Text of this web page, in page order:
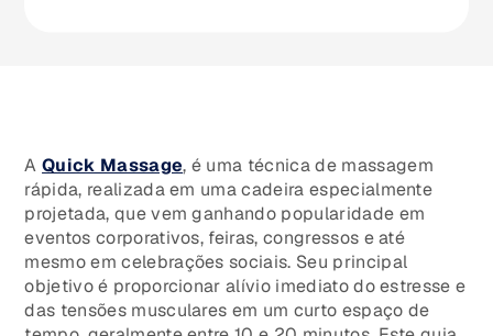
AQuick Massage, é uma técnica de massagem
rápida, realizada em uma cadeira especialmente
projetada, que vem ganhando popularidade em
eventos corporativos, feiras, congressos e até
mesmo em celebrações sociais. Seu principal
objetivo é proporcionar alívio imediato do estresse e
das tensões musculares em um curto espaço de